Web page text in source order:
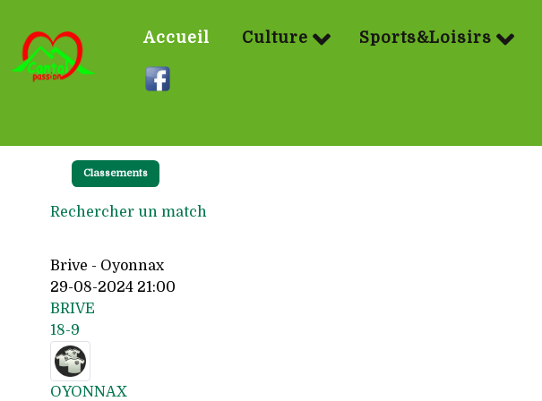
Accueil Culture Sports&Loisirs
Classements
Rechercher un match
Brive - Oyonnax
29-08-2024 21:00
BRIVE
18-9
OYONNAX